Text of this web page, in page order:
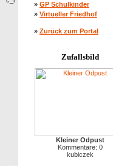
» GP Schulkinder
» Virtueller Friedhof
» Zurück zum Portal
Zufallsbild
Kleiner Odpust
Kommentare: 0
kubiczek